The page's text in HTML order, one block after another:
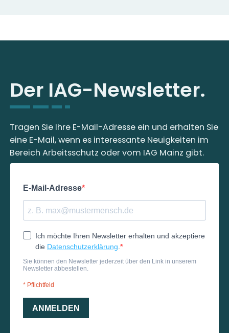
Der IAG-Newsletter.
Tragen Sie Ihre E-Mail-Adresse ein und erhalten Sie
eine E-Mail, wenn es interessante Neuigkeiten im
Bereich Arbeitsschutz oder vom IAG Mainz gibt.